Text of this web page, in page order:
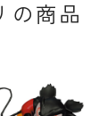
の商品